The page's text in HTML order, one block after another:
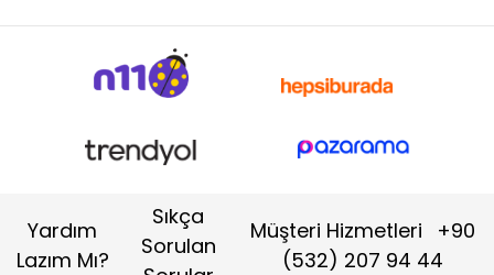
Yardım
Lazım Mı?
Sıkça
Sorulan
Müşteri Hizmetleri
+90
(532) 207 94 44